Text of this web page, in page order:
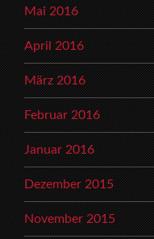
Mai 2016
April 2016
März 2016
Februar 2016
Januar 2016
Dezember 2015
November 2015